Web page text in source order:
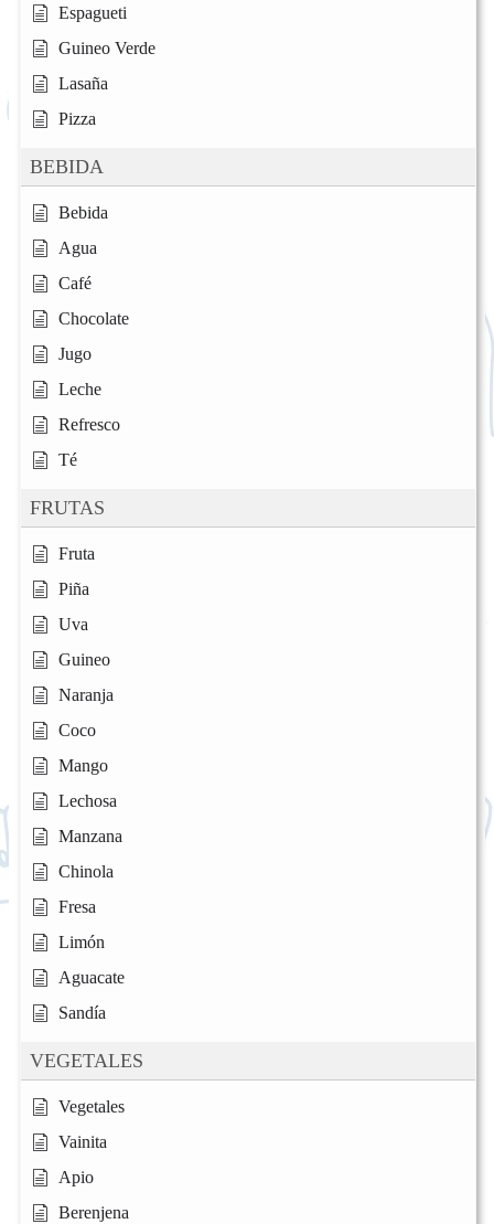
Espagueti
Guineo Verde
Lasaña
Pizza
BEBIDA
Bebida
Agua
Café
Chocolate
Jugo
Leche
Refresco
Té
FRUTAS
Fruta
Piña
Uva
Guineo
Naranja
Coco
Mango
Lechosa
Manzana
Chinola
Fresa
Limón
Aguacate
Sandía
VEGETALES
Vegetales
Vainita
Apio
Berenjena